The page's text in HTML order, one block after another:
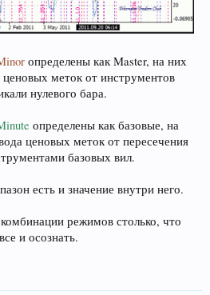
определены как Master, на них
меток от инструментов
нулевого бара.
определены как базовые, на
ценовых меток от пересечения
базовых вил.
есть и значение внутри него.
режимов столько, что
и осознать.